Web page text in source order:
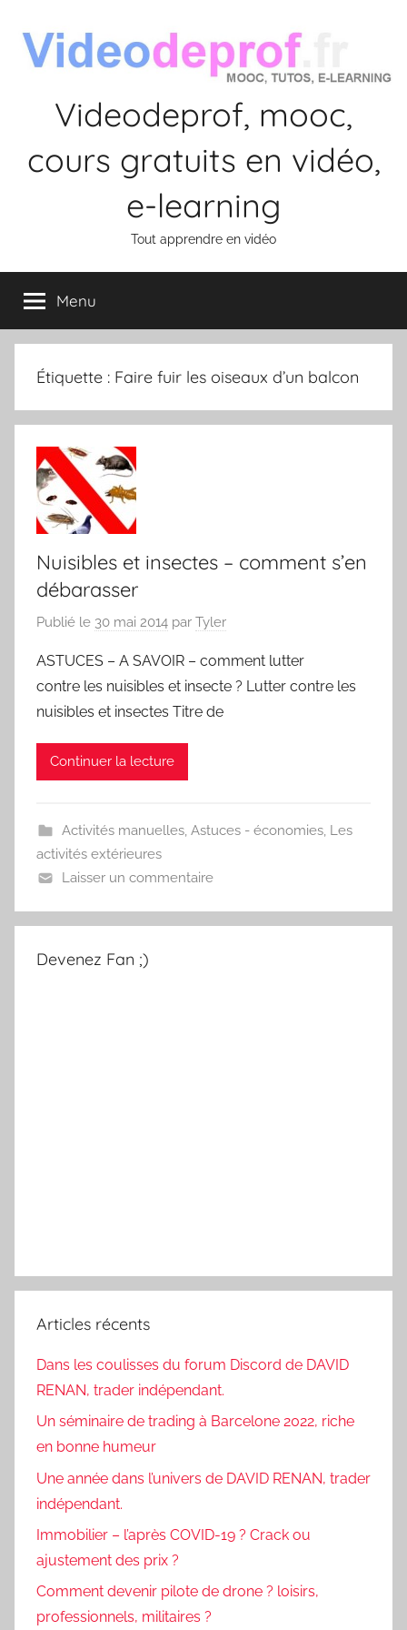
contenu
Videodeprof, mooc,
cours gratuits en vidéo,
e-learning
Tout apprendre en vidéo
Menu
Étiquette : Faire fuir les oiseaux d’un balcon
Nuisibles et insectes – comment s’en
débarasser
Publié le 30 mai 2014 par Tyler
ASTUCES – A SAVOIR – comment lutter
contre les nuisibles et insecte ? Lutter contre les
nuisibles et insectes Titre de
Continuer la lecture
Activités manuelles, Astuces - économies, Les
activités extérieures
Laisser un commentaire
Devenez Fan ;)
Articles récents
Dans les coulisses du forum Discord de DAVID
RENAN, trader indépendant.
Un séminaire de trading à Barcelone 2022, riche
en bonne humeur
Une année dans l’univers de DAVID RENAN, trader
indépendant.
Immobilier – l’après COVID-19 ? Crack ou
ajustement des prix ?
Comment devenir pilote de drone ? loisirs,
professionnels, militaires ?